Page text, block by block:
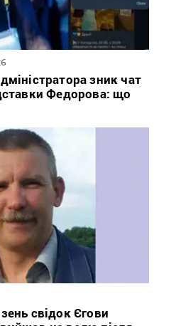
зник чат
Федорова: що
свідок Єгови